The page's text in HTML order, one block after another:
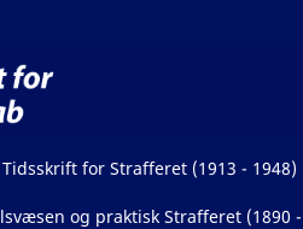
for Strafferet (1913 - 1948)
og praktisk Strafferet (1890 -